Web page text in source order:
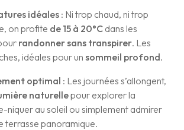
idéales : Ni trop chaud, ni trop
on profite de 15 à 20°Cdans les
randonner sans transpirer. Les
idéales pour un sommeil profond.
optimal : Les journées s’allongent,
naturellepour explorer la
niquer au soleil ou simplement admirer
terrasse panoramique.